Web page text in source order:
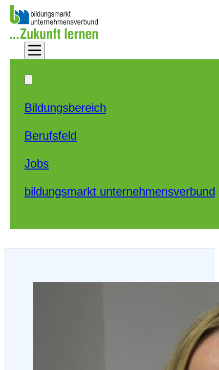
Zum Hauptinhalt springen
Bildungsbereich
Berufsfeld
Jobs
bildungsmarkt unternehmensverbund